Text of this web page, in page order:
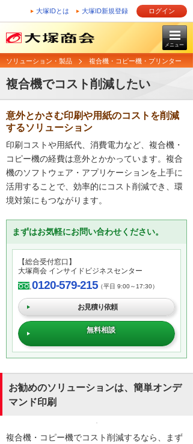
大塚IDとは 大塚ID新規登録 ログイン
メニュー
ソリューション・製品 複合機・コピー機・プリンター
複合機でコスト削減したい
意外とかさむ印刷や用紙のコストを削減
するソリューション
印刷コストや用紙代、消費電力など、複合機・
コピー機の経費は意外とかかっています。複合
機のソフトウェア・アプリケーションを上手に
活用することで、効率的にコスト削減でき、環
境対策にもつながります。
まずはお気軽にお問い合わせください。
【総合受付窓口】
大塚商会 インサイドビジネスセンター
0120-579-215（平日 9:00～17:30）
お見積り依頼
無料相談
お勧めのソリューションは、簡単オンデ
マンド印刷
複合機・コピー機でコスト削減するなら、まず